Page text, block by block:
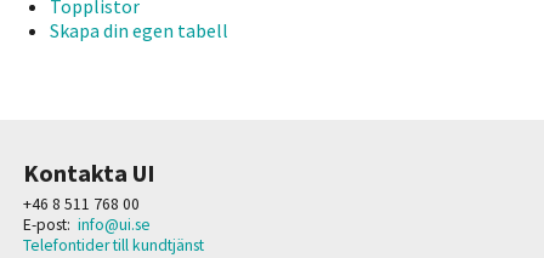
Topplistor
Skapa din egen tabell
Kontakta UI
+46 8 511 768 00
E-post: info@ui.se
Telefontider till kundtjänst